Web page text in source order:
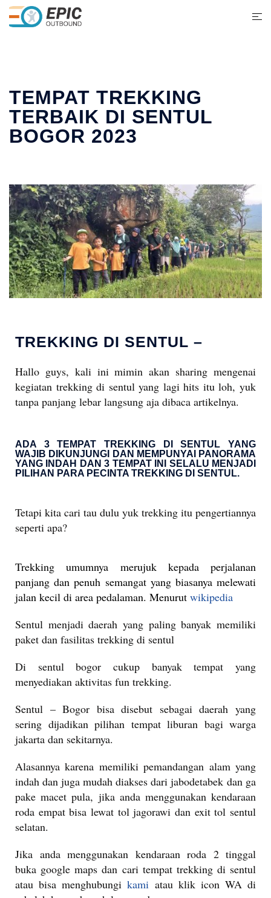
TEMPAT TREKKING
TERBAIK DI SENTUL
BOGOR 2023
TREKKING DI SENTUL –
Hallo guys, kali ini mimin akan sharing mengenai
kegiatan trekking di sentul yang lagi hits itu loh, yuk
tanpa panjang lebar langsung aja dibaca artikelnya.
ADA 3 TEMPAT TREKKING DI SENTUL YANG
WAJIB DIKUNJUNGI DAN MEMPUNYAI PANORAMA
YANG INDAH DAN 3 TEMPAT INI SELALU MENJADI
PILIHAN PARA PECINTA TREKKING DI SENTUL.
Tetapi kita cari tau dulu yuk trekking itu pengertiannya
seperti apa?
Trekking umumnya merujuk kepada perjalanan
panjang dan penuh semangat yang biasanya melewati
jalan kecil di area pedalaman. Menurut wikipedia
Sentul menjadi daerah yang paling banyak memiliki
paket dan fasilitas trekking di sentul
Di sentul bogor cukup banyak tempat yang
menyediakan aktivitas fun trekking.
Sentul – Bogor bisa disebut sebagai daerah yang
sering dijadikan pilihan tempat liburan bagi warga
jakarta dan sekitarnya.
Alasannya karena memiliki pemandangan alam yang
indah dan juga mudah diakses dari jabodetabek dan ga
pake macet pula, jika anda menggunakan kendaraan
roda empat bisa lewat tol jagorawi dan exit tol sentul
selatan.
Jika anda menggunakan kendaraan roda 2 tinggal
buka google maps dan cari tempat trekking di sentul
atau bisa menghubungikami atau klik icon WA di